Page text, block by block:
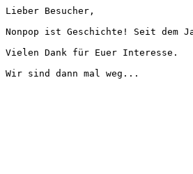
Lieber Besucher,
Nonpop ist Geschichte! Seit dem
Vielen Dank für Euer Interesse.
Wir sind dann mal weg...